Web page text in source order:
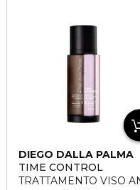
DIEGO DALLA PALMA
TIME CONTROL
TRATTAMENTO VISO